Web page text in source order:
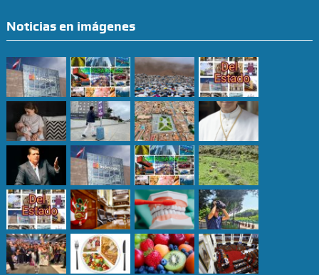
Noticias en imágenes